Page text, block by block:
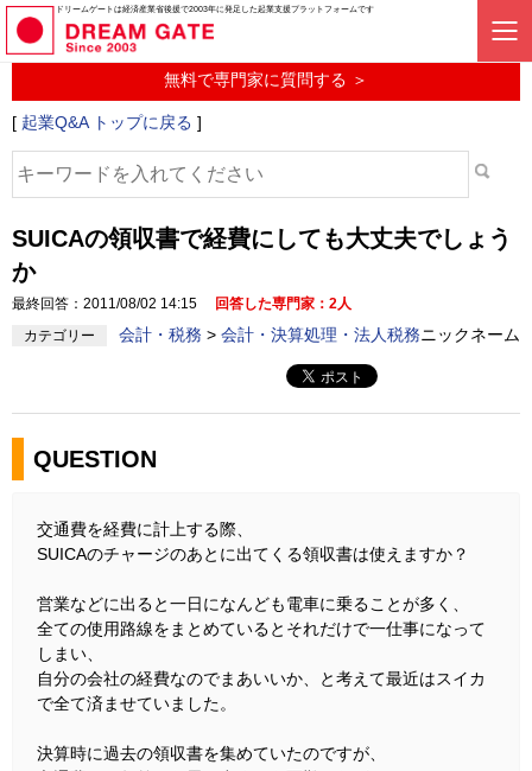
ドリームゲートは経済産業省後援で2003年に発足した起業支援プラットフォームです
起業に関するみんなの質問投稿サービス
起業Q&A
無料で専門家に質問する ＞
[ 起業Q&A トップに戻る ]
SUICAの領収書で経費にしても大丈夫でしょう
か
最終回答：2011/08/02 14:15
回答した専門家：2人
カテゴリー
会計・税務 > 会計・決算処理・法人税務ニックネーム
QUESTION
交通費を経費に計上する際、
SUICAのチャージのあとに出てくる領収書は使えますか？
営業などに出ると一日になんども電車に乗ることが多く、
全ての使用路線をまとめているとそれだけで一仕事になって
しまい、
自分の会社の経費なのでまあいいか、と考えて最近はスイカ
で全て済ませていました。
決算時に過去の領収書を集めていたのですが、